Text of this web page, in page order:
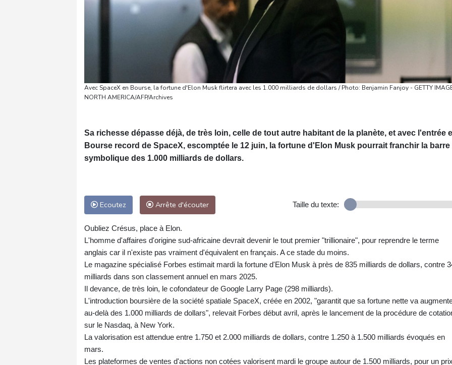
Avec SpaceX en Bourse, la fortune d'Elon Musk flirtera avec les 1.000 milliards de dollars / Photo: Benjamin Fanjoy - GETTY
NORTH AMERICA/AFP/Archives
Sa richesse dépasse déjà, de très loin, celle de tout autre habitant de la planète, et avec l'entrée
Bourse record de SpaceX, escomptée le 12 juin, la fortune d'Elon Musk pourrait franchir la barre
symbolique des 1.000 milliards de dollars.
Ecoutez Arrête d'écouter Taille du texte:
Oubliez Crésus, place à Elon.
L'homme d'affaires d'origine sud-africaine devrait devenir le tout premier "trillionaire", pour reprendre le terme
anglais car il n'existe pas vraiment d'équivalent en français. A ce stade du moins.
Le magazine spécialisé Forbes estimait mardi la fortune d'Elon Musk à près de 835 milliards de dollars, contre
milliards dans son classement annuel en mars 2025.
Il devance, de très loin, le cofondateur de Google Larry Page (298 milliards).
L'introduction boursière de la société spatiale SpaceX, créée en 2002, "garantit que sa fortune nette va
au-delà des 1.000 milliards de dollars", relevait Forbes début avril, après le lancement de la procédure de
sur le Nasdaq, à New York.
La valorisation est attendue entre 1.750 et 2.000 milliards de dollars, contre 1.250 à 1.500 milliards évoqués en
mars.
Les plateformes de ventes d'actions non cotées valorisent mardi le groupe autour de 1.500 milliards, pour un prix